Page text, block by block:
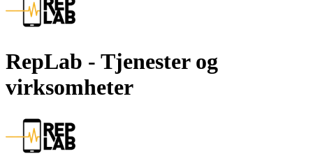
RepLab - Tjenester og
virksomheter